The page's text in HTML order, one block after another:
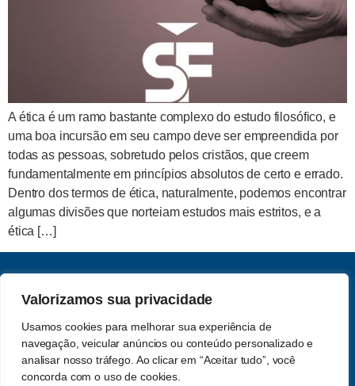
Valorizamos sua privacidade
Usamos cookies para melhorar sua experiência de
navegação, veicular anúncios ou conteúdo personalizado e
analisar nosso tráfego. Ao clicar em “Aceitar tudo”, você
concorda com o uso de cookies.
A ética é um ramo bastante complexo do estudo filosófico, e
uma boa incursão em seu campo deve ser empreendida por
todas as pessoas, sobretudo pelos cristãos, que creem
fundamentalmente em princípios absolutos de certo e errado.
Dentro dos termos de ética, naturalmente, podemos encontrar
algumas divisões que norteiam estudos mais estritos, e a
ética […]
Acompanhe-nos nas redes
sociais
CNPJ: 62.357.060.0001-13
Saber e Fé Teologia LTDA
Política de Privacidade